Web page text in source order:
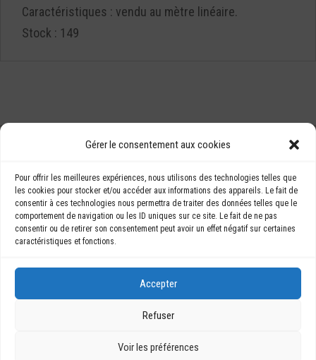
Gérer le consentement aux cookies
Pour offrir les meilleures expériences, nous utilisons des technologies telles que
les cookies pour stocker et/ou accéder aux informations des appareils. Le fait de
consentir à ces technologies nous permettra de traiter des données telles que le
comportement de navigation ou les ID uniques sur ce site. Le fait de ne pas
consentir ou de retirer son consentement peut avoir un effet négatif sur certaines
caractéristiques et fonctions.
Accepter
Refuser
Voir les préférences
Caractéristiques : vendu au mètre linéaire.
Stock : 149
NOUS
CONTACTER
LES BÂTINEURS
Kennedy
76160 LE-PETIT-
QUEVILLY
contact@lesbatineurs.